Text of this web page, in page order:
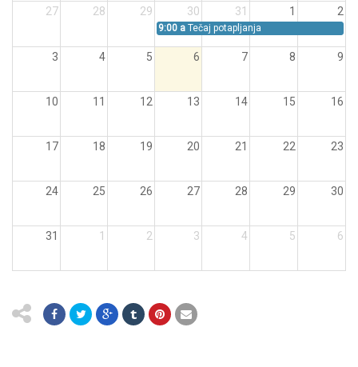
27
28 29 30 31 1 2
9:00 a Tečaj potapljanja
3 4 5 6 7 8 9
10 11 12 13 14 15 16
17 18 19 20 21 22 23
24 25 26 27 28 29 30
31 1 2 3 4 5 6